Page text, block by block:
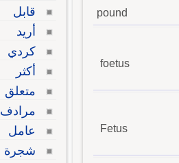
pound
foetus
Fetus
قابل
أريد
كردي
أكثر
متعلق
مرادف
عامل
شجرة